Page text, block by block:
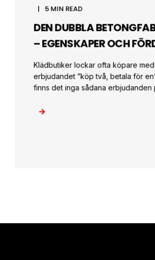
5 MIN READ
DEN DUBBLA
– EGENSKAPER OCH
Klädbutiker lockar ofta köpare med
erbjudandet ”köp två, betala för
finns det inga sådana erbjudanden